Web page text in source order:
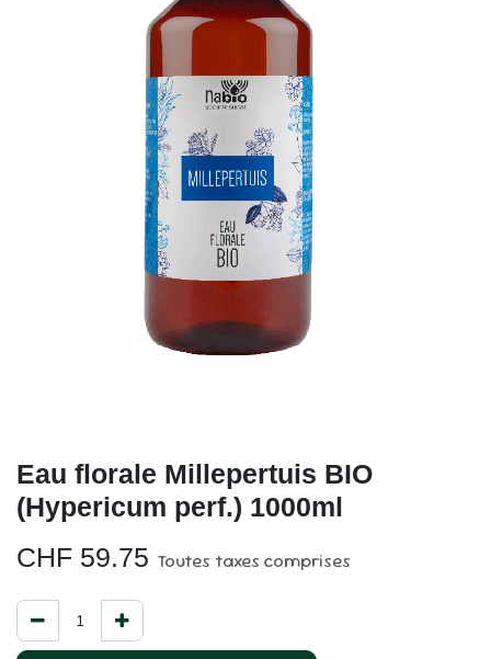
Eau florale Millepertuis BIO
(Hypericum perf.) 1000ml
CHF 59.75 Toutes taxes comprises